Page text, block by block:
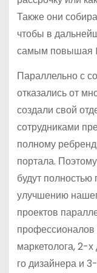
Также они
чтобы в
самым повышая
Параллельно с
отказались от
создали свой
сотрудниками
полному
портала.
будут
улучшению
проектов
профессионалов
маркетолога, 2-х
го дизайнера и